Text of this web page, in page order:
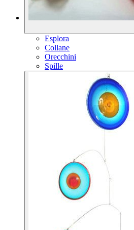
Esplora
Collane
Orecchini
Spille